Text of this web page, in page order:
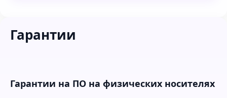
Гарантии
Гарантии на ПО на физических носителях